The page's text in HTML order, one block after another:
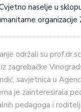
naselje u
organizacije
održali su
zagrebačke
savjetnica u
je zainteresirala
pedagoga i